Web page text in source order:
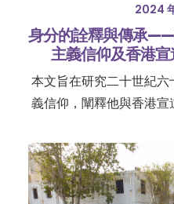
2024
身分的詮釋與傳承
主義信仰及香港
本文旨在研究二十世紀
義信仰，闡釋他與香港宣